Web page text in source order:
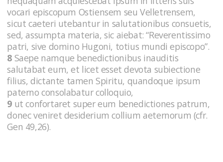
vocari episcopum Ostiensem seu Velletrensem,
sicut caeteri utebantur in salutationibus consuetis,
sed, assumpta materia, sic aiebat: “Reverentissimo
patri, sive domino Hugoni, totius mundi episcopo”.
8 Saepe namque benedictionibus inauditis
salutabat eum, et licet esset devota subiectione
filius, dictante tamen Spiritu, quandoque ipsum
paterno consolabatur colloquio,
9 ut confortaret super eum benedictiones patrum,
donec veniret desiderium collium aeternorum (cfr.
Gen 49,26).